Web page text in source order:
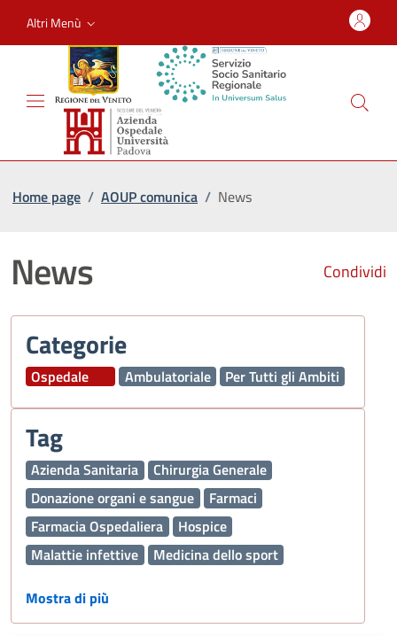
Altri Menù
Home page / AOUP comunica / News
Condividi
News
Categorie
Ospedale Ambulatoriale Per Tutti gli Ambiti
Tag
Azienda Sanitaria
Chirurgia Generale
Donazione organi e sangue
Farmaci
Farmacia Ospedaliera
Hospice
Malattie infettive
Medicina dello sport
Pediatria
Polmone
Mostra di più